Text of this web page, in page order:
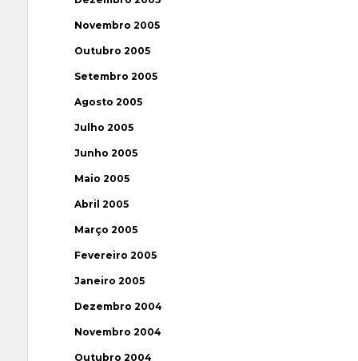
Novembro 2005
Outubro 2005
Setembro 2005
Agosto 2005
Julho 2005
Junho 2005
Maio 2005
Abril 2005
Março 2005
Fevereiro 2005
Janeiro 2005
Dezembro 2004
Novembro 2004
Outubro 2004